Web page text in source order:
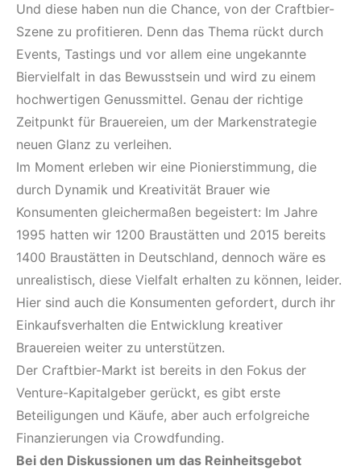
Und diese haben nun die Chance, von der Craftbier-
Szene zu profitieren. Denn das Thema rückt durch
Events, Tastings und vor allem eine ungekannte
Biervielfalt in das Bewusstsein und wird zu einem
hochwertigen Genussmittel. Genau der richtige
Zeitpunkt für Brauereien, um der Markenstrategie
neuen Glanz zu verleihen.
Im Moment erleben wir eine Pionierstimmung, die
durch Dynamik und Kreativität Brauer wie
Konsumenten gleichermaßen begeistert: Im Jahre
1995 hatten wir 1200 Braustätten und 2015 bereits
1400 Braustätten in Deutschland, dennoch wäre es
unrealistisch, diese Vielfalt erhalten zu können, leider.
Hier sind auch die Konsumenten gefordert, durch ihr
Einkaufsverhalten die Entwicklung kreativer
Brauereien weiter zu unterstützen.
Der Craftbier-Markt ist bereits in den Fokus der
Venture-Kapitalgeber gerückt, es gibt erste
Beteiligungen und Käufe, aber auch erfolgreiche
Finanzierungen via Crowdfunding.
Bei den Diskussionen um das Reinheitsgebot